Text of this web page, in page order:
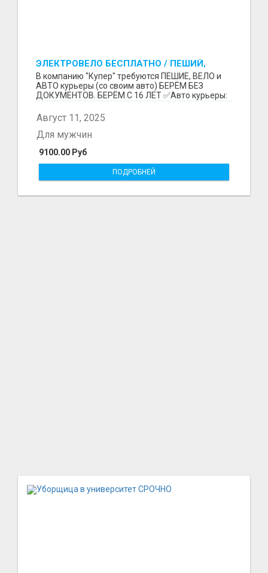
ЭЛЕКТРОВЕЛО БЕСПЛАТНО / ПЕШИЙ,
ВЕЛО, АВТО КУРЬЕРЛЕР / БЕРЕМ БЕЗ
ДОКУМЕНТОВ / ЛЮБОЙ РАЙОН / С 16 ЛЕТ
В компанию "Купер" требуются ПЕШИЕ, ВЕЛО и
АВТО курьеры (со своим авто) БЕРЁМ БЕЗ
ДОКУМЕНТОВ. БЕРЁМ С 16 ЛЕТ ✅Авто курьеры:
Август 11, 2025
9100.00 Руб
Для мужчин
ПОДРОБНЕЙ